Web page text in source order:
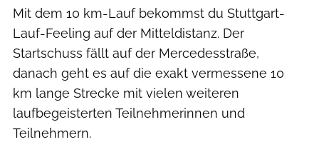
Mit dem 10 km-Lauf bekommst du Stuttgart-
Lauf-Feeling auf der Mitteldistanz. Der
Startschuss fällt auf der Mercedesstraße,
danach geht es auf die exakt vermessene 10
km lange Strecke mit vielen weiteren
laufbegeisterten Teilnehmerinnen und
Teilnehmern.